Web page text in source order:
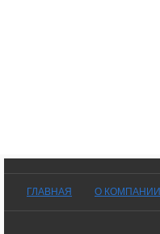
ГЛАВНАЯ О КОМПАНИИ